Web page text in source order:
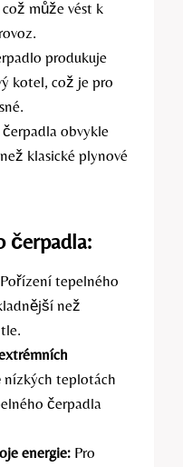
může vést k
produkuje
kotel, což je pro
čerpadla obvykle
klasické plynové
čerpadla:
Pořízení tepelného
než
nízkých teplotách
čerpadla
energie: Pro